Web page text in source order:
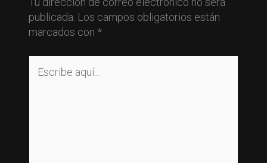
publicada. Los campos obligatorios están
marcados con *
aquí...